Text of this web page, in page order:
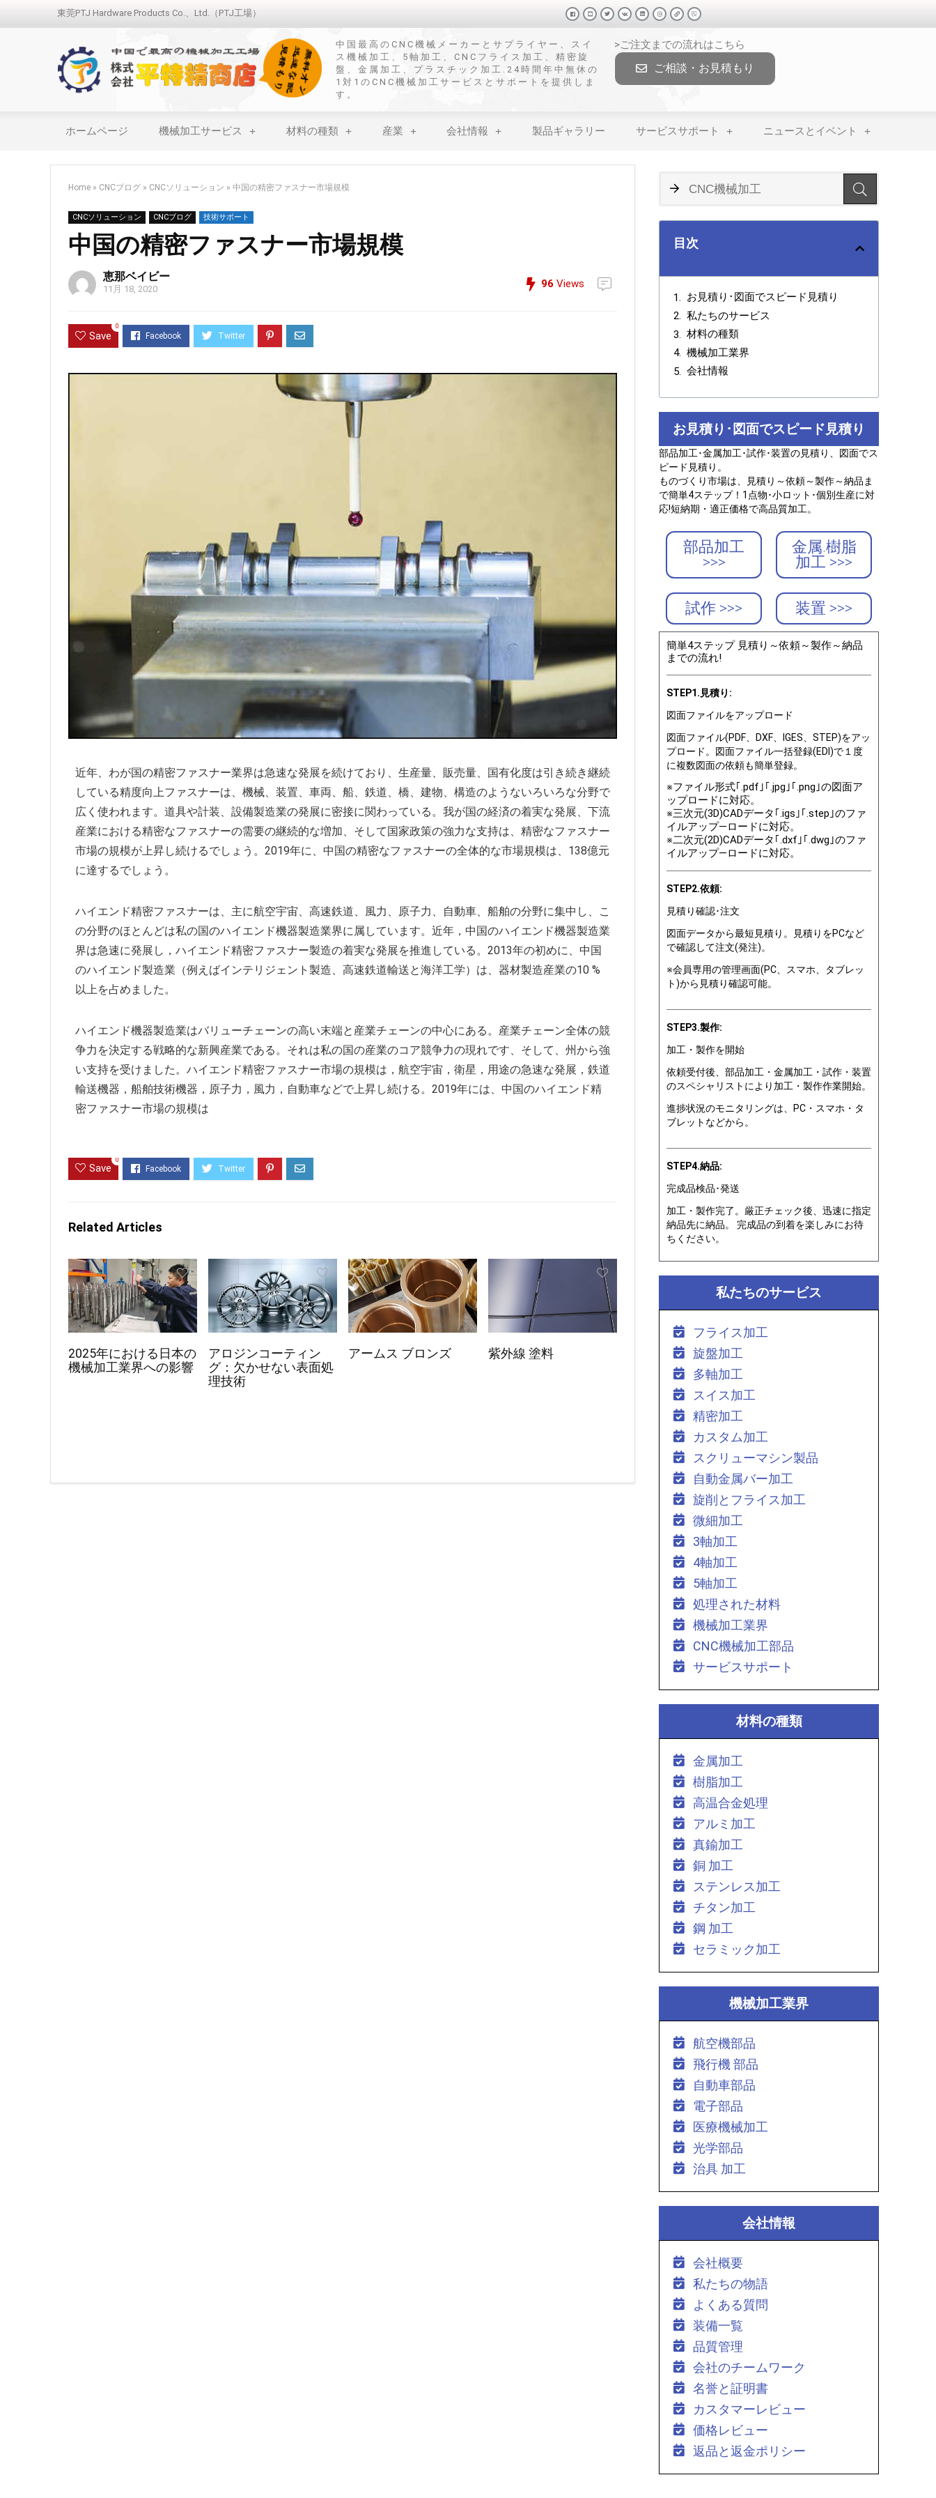
東莞PTJ Hardware Products Co.、Ltd.（PTJ工場）
中国最高のCNC機械メーカーとサプライヤー、スイ
ス機械加工、5軸加工、CNCフライス加工、精密旋
盤、金属加工、プラスチック加工.24時間年中無休の
1対1のCNC機械加工サービスとサポートを提供しま
す。
>ご注文までの流れはこちら
ご相談・お見積もり
ホームページ 機械加工サービス 材料の種類 産業 会社情報 製品ギャラリー サービスサポート ニュースとイベント
Home » CNCブログ » CNCソリューション » 中国の精密ファスナー市場規模
CNCソリューション CNCブログ 技術サポート
中国の精密ファスナー市場規模
恵那ベイビー
11月 18, 2020 96 Views
Save
0
近年、わが国の精密ファスナー業界は急速な発展を続けており、生産量、販売量、国有化度は引き続き継続
している精度向上ファスナーは、機械、装置、車両、船、鉄道、橋、建物、構造のようないろいろな分野で
広く使われます。道具や計装、設備製造業の発展に密接に関わっている。我が国の経済の着実な発展、下流
産業における精密なファスナーの需要の継続的な増加、そして国家政策の強力な支持は、精密なファスナー
市場の規模が上昇し続けるでしょう。2019年に、中国の精密なファスナーの全体的な市場規模は、138億元
に達するでしょう。
ハイエンド精密ファスナーは、主に航空宇宙、高速鉄道、風力、原子力、自動車、船舶の分野に集中し、こ
の分野のほとんどは私の国のハイエンド機器製造業界に属しています。近年，中国のハイエンド機器製造業
界は急速に発展し，ハイエンド精密ファスナー製造の着実な発展を推進している。2013年の初めに、中国
のハイエンド製造業（例えばインテリジェント製造、高速鉄道輸送と海洋工学）は、器材製造産業の10 %
以上を占めました。
ハイエンド機器製造業はバリューチェーンの高い末端と産業チェーンの中心にある。産業チェーン全体の競
争力を決定する戦略的な新興産業である。それは私の国の産業のコア競争力の現れです、そして、州から強
い支持を受けました。ハイエンド精密ファスナー市場の規模は，航空宇宙，衛星，用途の急速な発展，鉄道
輸送機器，船舶技術機器，原子力，風力，自動車などで上昇し続ける。2019年には、中国のハイエンド精
密ファスナー市場の規模は
Save
0
Related Articles
2025年における日本の
機械加工業界への影響
アロジンコーティン
グ：欠かせない表面処
理技術
アームス ブロンズ 紫外線 塗料
目次
お見積り･図面でスピード見積り
私たちのサービス
材料の種類
機械加工業界
会社情報
お見積り･図面でスピード見積り
部品加工･金属加工･試作･装置の見積り、図面でス
ピード見積り。
ものづくり市場は、見積り～依頼～製作～納品ま
で簡単4ステップ！1点物･小ロット･個別生産に対
応!短納期・適正価格で高品質加工。
部品加工
>>>
金属.樹脂
加工 >>>
試作 >>> 装置 >>>
簡単4ステップ 見積り～依頼～製作～納品
までの流れ!
STEP1.見積り:
図面ファイルをアップロード
図面ファイル(PDF、DXF、IGES、STEP)をアッ
プロード。図面ファイル一括登録(EDI)で１度
に複数図面の依頼も簡単登録。
※ファイル形式｢.pdf｣｢.jpg｣｢.png｣の図面ア
ップロードに対応。
※三次元(3D)CADデータ｢.igs｣｢.step｣のファ
イルアップ―ロードに対応。
※二次元(2D)CADデータ｢.dxf｣｢.dwg｣のファ
イルアップ―ロードに対応。
STEP2.依頼:
見積り確認･注文
図面データから最短見積り。見積りをPCなど
で確認して注文(発注)。
※会員専用の管理画面(PC、スマホ、タブレッ
ト)から見積り確認可能。
STEP3.製作:
加工・製作を開始
依頼受付後、部品加工・金属加工・試作・装置
のスペシャリストにより加工・製作作業開始。
進捗状況のモニタリングは、PC・スマホ・タ
ブレットなどから。
STEP4.納品:
完成品検品･発送
加工・製作完了。厳正チェック後、迅速に指定
納品先に納品。 完成品の到着を楽しみにお待
ちください。
私たちのサービス
フライス加工
旋盤加工
多軸加工
スイス加工
精密加工
カスタム加工
スクリューマシン製品
自動金属バー加工
旋削とフライス加工
微細加工
3軸加工
4軸加工
5軸加工
処理された材料
機械加工業界
CNC機械加工部品
サービスサポート
材料の種類
金属加工
樹脂加工
高温合金処理
アルミ加工
真鍮加工
銅 加工
ステンレス加工
チタン加工
鋼 加工
セラミック加工
機械加工業界
航空機部品
飛行機 部品
自動車部品
電子部品
医療機械加工
光学部品
治具 加工
会社情報
会社概要
私たちの物語
よくある質問
装備一覧
品質管理
会社のチームワーク
名誉と証明書
カスタマーレビュー
価格レビュー
返品と返金ポリシー